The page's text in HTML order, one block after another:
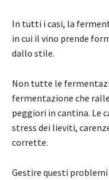
In tutti i casi, la
in cui il vino prende
dallo stile.
Non tutte le
fermentazione che
peggiori in cantina. Le
stress dei lieviti,
corrette.
Gestire questi